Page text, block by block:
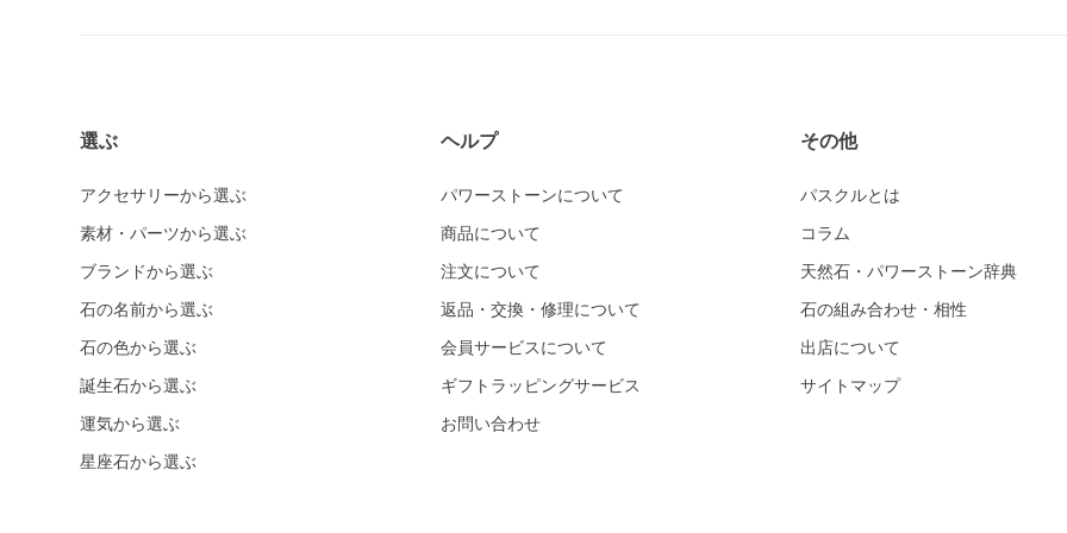
カーネリアン
ガーネット
オレンジガーネット
グリーンガーネット
クリスタル（本水晶）
選ぶ
アクセサリーから選ぶ
素材・パーツから選ぶ
ブランドから選ぶ
石の名前から選ぶ
石の色から選ぶ
誕生石から選ぶ
運気から選ぶ
星座石から選ぶ
ヘルプ
パワーストーンについて
商品について
注文について
返品・交換・修理について
会員サービスについて
ギフトラッピングサービス
お問い合わせ
その他
パスクルとは
コラム
天然石・パワーストーン辞典
石の組み合わせ・相性
出店について
サイトマップ